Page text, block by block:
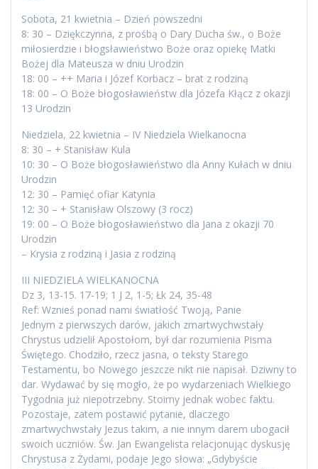
Sobota, 21 kwietnia – Dzień powszedni
8: 30 – Dziękczynna, z prośbą o Dary Ducha św., o Boże
miłosierdzie i błogsławieństwo Boże oraz opiekę Matki
Bożej dla Mateusza w dniu Urodzin
18: 00 – ++ Maria i Józef Korbacz – brat z rodziną
18: 00 – O Boże błogosławieństw dla Józefa Kłącz z okazji
13 Urodzin
Niedziela, 22 kwietnia – IV Niedziela Wielkanocna
8: 30 – + Stanisław Kula
10: 30 – O Boże błogosławieństwo dla Anny Kułach w dniu
Urodzin
12: 30 – Pamięć ofiar Katynia
12: 30 – + Stanisław Olszowy (3 rocz)
19: 00 – O Boże błogosławieństwo dla Jana z okazji 70
Urodzin
– Krysia z rodziną i Jasia z rodziną
III NIEDZIELA WIELKANOCNA
Dz 3, 13-15. 17-19; 1 J 2, 1-5; Łk 24, 35-48
Ref: Wznieś ponad nami światłość Twoją, Panie
Jednym z pierwszych darów, jakich zmartwychwstały
Chrystus udzielił Apostołom, był dar rozumienia Pisma
Świętego. Chodziło, rzecz jasna, o teksty Starego
Testamentu, bo Nowego jeszcze nikt nie napisał. Dziwny to
dar. Wydawać by się mogło, że po wydarzeniach Wielkiego
Tygodnia już niepotrzebny. Stoimy jednak wobec faktu.
Pozostaje, zatem postawić pytanie, dlaczego
zmartwychwstały Jezus takim, a nie innym darem ubogacił
swoich uczniów. Św. Jan Ewangelista relacjonując dyskusję
Chrystusa z Żydami, podaje Jego słowa: „Gdybyście